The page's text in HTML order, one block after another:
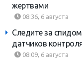
жертвами
08:36, 6 августа
Следите за
датчиков
08:09, 6 августа